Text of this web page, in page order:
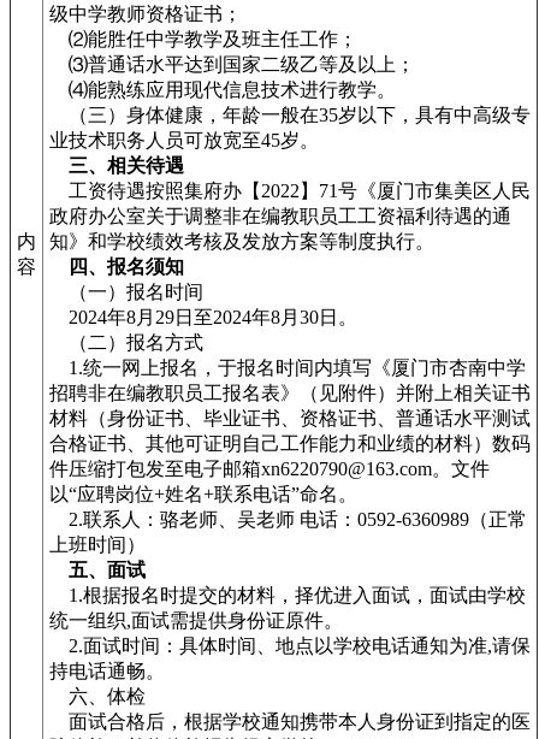
内
容
级中学教师资格证书；
⑵能胜任中学教学及班主任工作；
⑶普通话水平达到国家二级乙等及以上；
⑷能熟练应用现代信息技术进行教学。
（三）身体健康，年龄一般在35岁以下，具有中高级专
业技术职务人员可放宽至45岁。
三、相关待遇
工资待遇按照集府办【2022】71号《厦门市集美区人民
政府办公室关于调整非在编教职员工工资福利待遇的通
知》和学校绩效考核及发放方案等制度执行。
四、报名须知
（一）报名时间
2024年8月29日至2024年8月30日。
（二）报名方式
1.统一网上报名，于报名时间内填写《厦门市杏南中学
招聘非在编教职员工报名表》（见附件）并附上相关证书
材料（身份证书、毕业证书、资格证书、普通话水平测试
合格证书、其他可证明自己工作能力和业绩的材料）数码
件压缩打包发至电子邮箱xn6220790@163.com。文件
以“应聘岗位+姓名+联系电话”命名。
2.联系人：骆老师、吴老师 电话：0592-6360989（正常
上班时间）
五、面试
1.根据报名时提交的材料，择优进入面试，面试由学校
统一组织,面试需提供身份证原件。
2.面试时间：具体时间、地点以学校电话通知为准,请保
持电话通畅。
六、体检
面试合格后，根据学校通知携带本人身份证到指定的医